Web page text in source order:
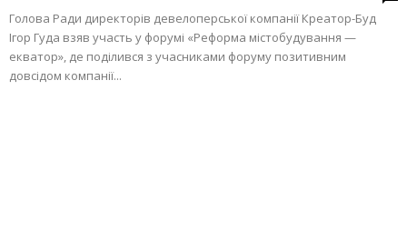
Голова Ради директорів девелоперської компанії Креатор-Буд
Ігор Гуда взяв участь у форумі «Реформа містобудування —
екватор», де поділився з учасниками форуму позитивним
довсідом компанії...